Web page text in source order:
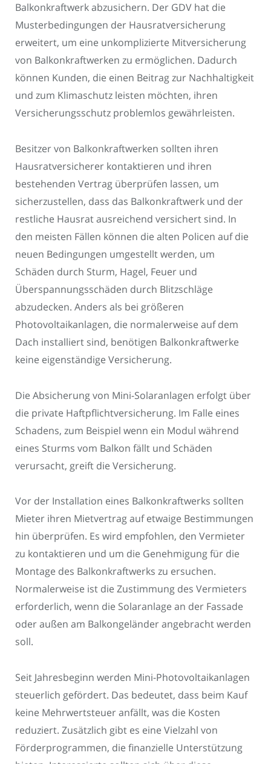
Balkonkraftwerk abzusichern. Der GDV hat die
Musterbedingungen der Hausratversicherung
erweitert, um eine unkomplizierte Mitversicherung
von Balkonkraftwerken zu ermöglichen. Dadurch
können Kunden, die einen Beitrag zur Nachhaltigkeit
und zum Klimaschutz leisten möchten, ihren
Versicherungsschutz problemlos gewährleisten.
Besitzer von Balkonkraftwerken sollten ihren
Hausratversicherer kontaktieren und ihren
bestehenden Vertrag überprüfen lassen, um
sicherzustellen, dass das Balkonkraftwerk und der
restliche Hausrat ausreichend versichert sind. In
den meisten Fällen können die alten Policen auf die
neuen Bedingungen umgestellt werden, um
Schäden durch Sturm, Hagel, Feuer und
Überspannungsschäden durch Blitzschläge
abzudecken. Anders als bei größeren
Photovoltaikanlagen, die normalerweise auf dem
Dach installiert sind, benötigen Balkonkraftwerke
keine eigenständige Versicherung.
Die Absicherung von Mini-Solaranlagen erfolgt über
die private Haftpflichtversicherung. Im Falle eines
Schadens, zum Beispiel wenn ein Modul während
eines Sturms vom Balkon fällt und Schäden
verursacht, greift die Versicherung.
Vor der Installation eines Balkonkraftwerks sollten
Mieter ihren Mietvertrag auf etwaige Bestimmungen
hin überprüfen. Es wird empfohlen, den Vermieter
zu kontaktieren und um die Genehmigung für die
Montage des Balkonkraftwerks zu ersuchen.
Normalerweise ist die Zustimmung des Vermieters
erforderlich, wenn die Solaranlage an der Fassade
oder außen am Balkongeländer angebracht werden
soll.
Seit Jahresbeginn werden Mini-Photovoltaikanlagen
steuerlich gefördert. Das bedeutet, dass beim Kauf
keine Mehrwertsteuer anfällt, was die Kosten
reduziert. Zusätzlich gibt es eine Vielzahl von
Förderprogrammen, die finanzielle Unterstützung